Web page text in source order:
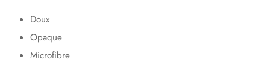
Doux
Opaque
Microfibre